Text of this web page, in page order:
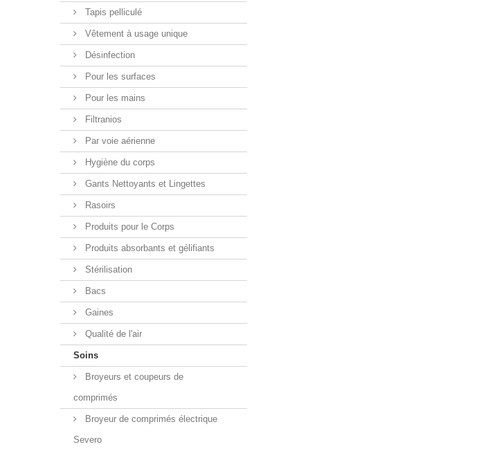
Tapis pelliculé
Vêtement à usage unique
Désinfection
Pour les surfaces
Pour les mains
Filtranios
Par voie aérienne
Hygiène du corps
Gants Nettoyants et Lingettes
Rasoirs
Produits pour le Corps
Produits absorbants et gélifiants
Stérilisation
Bacs
Gaines
Qualité de l'air
Soins
Broyeurs et coupeurs de
comprimés
Broyeur de comprimés électrique
Severo